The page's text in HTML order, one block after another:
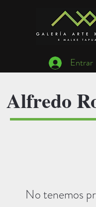
Entrar
Alfredo
No tenemos